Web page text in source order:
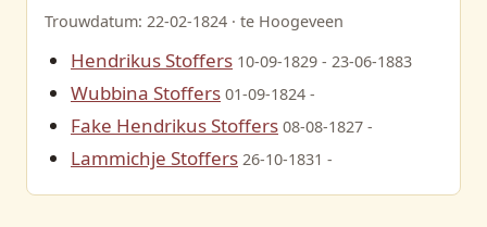
Trouwdatum: 22-02-1824 · te Hoogeveen
Hendrikus Stoffers 10-09-1829 - 23-06-1883
Wubbina Stoffers 01-09-1824 -
Fake Hendrikus Stoffers 08-08-1827 -
Lammichje Stoffers 26-10-1831 -